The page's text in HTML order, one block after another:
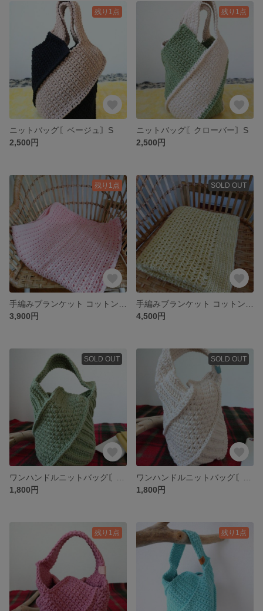
残り1点
ニットバッグ〘ベージュ〙S
2,500円
残り1点
ニットバッグ〘クローバー〙S
2,500円
残り1点
3,900円
SOLD OUT
4,500円
SOLD OUT
1,800円
SOLD OUT
1,800円
残り1点 残り1点